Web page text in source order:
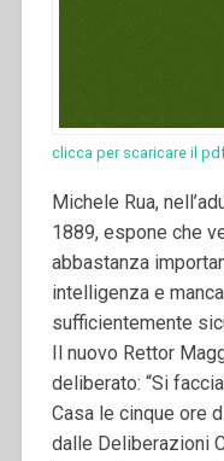
clicca per scaricare il
Michele Rua,
1889, espone che
abbastanza
intelligenza e
sufficientemente
Il nuovo Rettor
deliberato: “Si
Casa le cinque ore
dalle Deliberazioni